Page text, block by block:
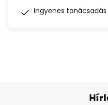
Ingyenes